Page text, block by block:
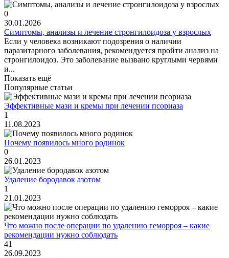
0
30.01.2026
Симптомы, анализы и лечение стронгилоидоза у взрослых
Если у человека возникают подозрения о наличии
паразитарного заболевания, рекомендуется пройти анализ на
стронгилоидоз. Это заболевание вызвано круглыми червями
и...
Показать ещё
Популярные статьи
Эффективные мази и кремы при лечении псориаза
1
11.08.2023
Почему появилось много родинок
0
26.01.2023
Удаление бородавок азотом
1
21.01.2023
Что можно после операции по удалению геморроя – какие
рекомендации нужно соблюдать
41
26.09.2023